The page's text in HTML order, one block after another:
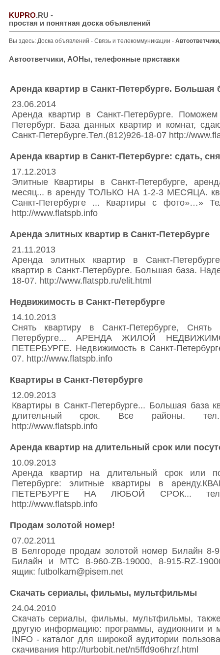
KUPRO.RU -
простая и понятная доска объявлений
Вы здесь: Доска объявлений - Связь и телекоммуникации -
Автоответчики, АОНы, телефонные приставки
Аренда квартир в Санкт-Петербурге. Большая
23.06.2014
Аренда квартир в Санкт-Петербурге.
Петербург. База данных квартир и комнат,
Санкт-Петербурге.Тел.(812)926-18-07 http://
Аренда квартир в Санкт-Петербурге: сдать,
17.12.2013
Элитные Квартиры в Санкт-Петербурге,
месяц... в аренду ТОЛЬКО НА 1-2-3 МЕСЯЦА.
Санкт-Петербурге ... Квартиры с фото»…»
http://www.flatspb.info
Аренда элитных квартир в Санкт-Петербурге
21.11.2013
Аренда элитных квартир в Санкт-
квартир в Санкт-Петербурге. Большая база.
18-07. http://www.flatspb.ru/elit.html
Недвижимость в Санкт-Петербурге
14.10.2013
Снять квартиру в Санкт-Петербурге,
Петербурге... АРЕНДА ЖИЛОЙ
ПЕТЕРБУРГЕ. Недвижимость в Санкт-
07. http://www.flatspb.info
Квартиры в Санкт-Петербурге
12.09.2013
Квартиры в Санкт-Петербурге... Большая база
длительный срок. Все районы. тел.
http://www.flatspb.info
Аренда квартир на длительный срок или
10.09.2013
Аренда квартир на длительный срок или
Петербурге: элитные квартиры в
ПЕТЕРБУРГЕ НА ЛЮБОЙ СРОК...
http://www.flatspb.info
Продам золотой номер!
07.02.2011
В Белгороде продам золотой номер Билайн 8-
Билайн и МТС 8-960-ZB-19000, 8-915-RZ-
ящик: futbolkam@pisem.net
Скачать сериалы, фильмы, мультфильмы
24.04.2010
Скачать сериалы, фильмы, мультфильмы,
другую информацию: программы, аудиокниги и
INFO - каталог для широкой аудитории
скачивания http://turbobit.net/n5ffd9o6hrzf.html